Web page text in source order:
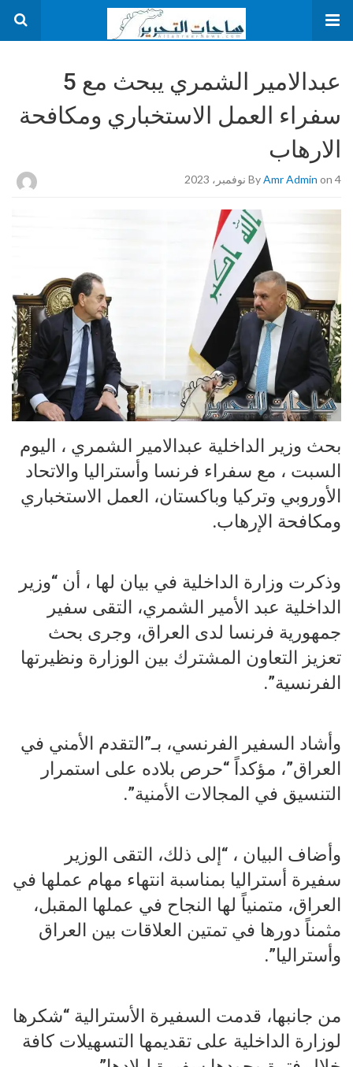
عبدالامير الشمري يبحث مع 5
سفراء العمل الاستخباري ومكافحة
الارهاب
ByAmr Admin on 4 نوفمبر، 2023
بحث وزير الداخلية عبدالامير الشمري ، اليوم
السبت ، مع سفراء فرنسا وأستراليا والاتحاد
الأوروبي وتركيا وباكستان، العمل الاستخباري
ومكافحة الإرهاب.
وذكرت وزارة الداخلية في بيان لها ، أن “وزير
الداخلية عبد الأمير الشمري، التقى سفير
جمهورية فرنسا لدى العراق، وجرى بحث
تعزيز التعاون المشترك بين الوزارة ونظيرتها
الفرنسية”.
وأشاد السفير الفرنسي، بـ”التقدم الأمني في
العراق”، مؤكداً “حرص بلاده على استمرار
التنسيق في المجالات الأمنية”.
وأضاف البيان ، “إلى ذلك، التقى الوزير
سفيرة أستراليا بمناسبة انتهاء مهام عملها في
العراق، متمنياً لها النجاح في عملها المقبل،
مثمناً دورها في تمتين العلاقات بين العراق
وأستراليا”.
من جانبها، قدمت السفيرة الأسترالية “شكرها
لوزارة الداخلية على تقديمها التسهيلات كافة